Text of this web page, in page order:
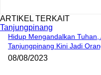
ARTIKEL TERKAIT
Tanjungpinang
Hidup Mengandalkan
Tanjungpinang Kini Jadi
08/08/2023